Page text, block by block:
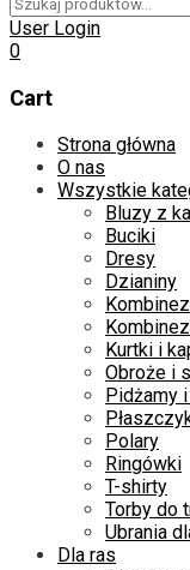
User Login
0
Cart
Skip
content
Strona główna
O nas
Wszystkie
Bluzy z
Buciki
Dresy
Dzianiny
Kurtki i
Obroże i
Pidżamy
Polary
Ringówki
T-shirty
Torby do
Ubrania
Dla ras